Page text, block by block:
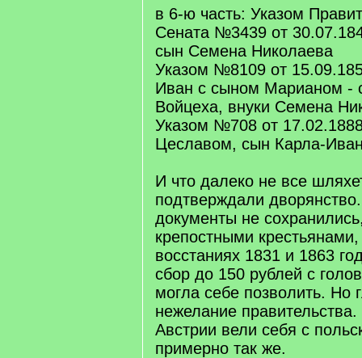
в 6-ю часть: Указом
Сената №3439 от
сын Семена Николаева
Указом №8109 от
Иван с сыном Марианом -
Войцеха, внуки Семена
Указом №708 от
Цеславом, сын Карла-
И что далеко не все
подтверждали
документы не
крепостными крестьянами,
восстаниях 1831 и 1863
сбор до 150 рублей с
могла себе позволить. Но
нежелание
Австрии вели себя с
примерно так же.